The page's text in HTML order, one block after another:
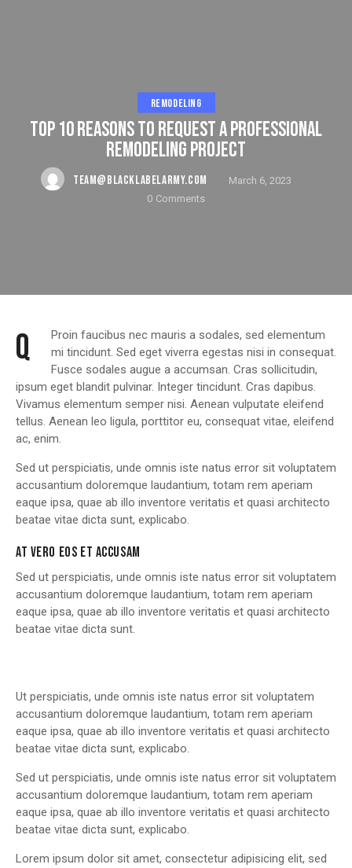
REMODELING
TOP 10 REASONS TO REQUEST A PROFESSIONAL
REMODELING PROJECT
TEAM@BLACKLABELARMY.COM
March 6, 2023
0 Comments
Q
Proin faucibus nec mauris a sodales, sed elementum
mi tincidunt. Sed eget viverra egestas nisi in consequat.
Fusce sodales augue a accumsan. Cras sollicitudin,
ipsum eget blandit pulvinar. Integer tincidunt. Cras dapibus.
Vivamus elementum semper nisi. Aenean vulputate eleifend
tellus. Aenean leo ligula, porttitor eu, consequat vitae, eleifend
ac, enim.
Sed ut perspiciatis, unde omnis iste natus error sit voluptatem
accusantium doloremque laudantium, totam rem aperiam
eaque ipsa, quae ab illo inventore veritatis et quasi architecto
beatae vitae dicta sunt, explicabo.
AT VERO EOS ET ACCUSAM
Sed ut perspiciatis, unde omnis iste natus error sit voluptatem
accusantium doloremque laudantium, totam rem aperiam
eaque ipsa, quae ab illo inventore veritatis et quasi architecto
beatae vitae dicta sunt.
Ut perspiciatis, unde omnis iste natus error sit voluptatem
accusantium doloremque laudantium, totam rem aperiam
eaque ipsa, quae ab illo inventore veritatis et quasi architecto
beatae vitae dicta sunt, explicabo.
Sed ut perspiciatis, unde omnis iste natus error sit voluptatem
accusantium doloremque laudantium, totam rem aperiam
eaque ipsa, quae ab illo inventore veritatis et quasi architecto
beatae vitae dicta sunt, explicabo.
Lorem ipsum dolor sit amet, consectetur adipisicing elit, sed